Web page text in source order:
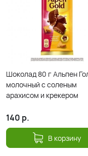
Шоколад 80 г Альпен
молочный с соленым
арахисом и крекером
140 р.
В корзину